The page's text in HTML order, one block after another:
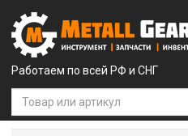
Работаем по всей РФ и СНГ